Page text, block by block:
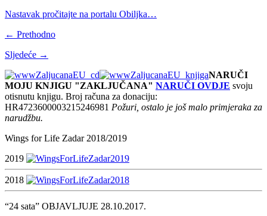
Nastavak pročitajte na portalu Obiljka…
← Prethodno
Sljedeće →
NARUČI
MOJU KNJIGU "ZAKLJUČANA" NARUČI OVDJE svoju
otisnutu knjigu. Broj računa za donaciju:
HR4723600003215246981 Požuri, ostalo je još malo primjeraka za
narudžbu.
Wings for Life Zadar 2018/2019
2019
2018
“24 sata” OBJAVLJUJE 28.10.2017.